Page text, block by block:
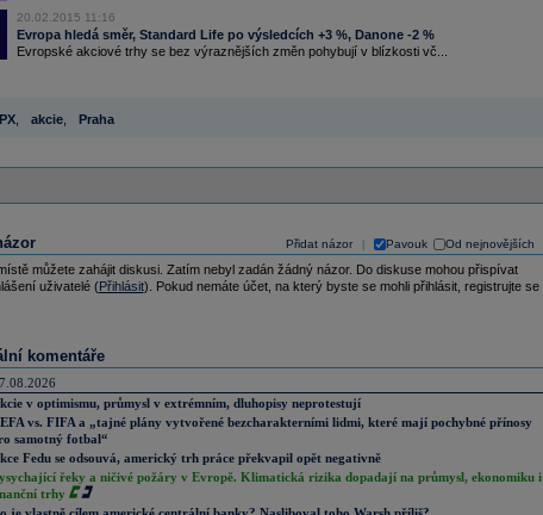
20.02.2015 11:16
Evropa hledá směr, Standard Life po výsledcích +3 %, Danone -2 %
Evropské akciové trhy se bez výraznějších změn pohybují v blízkosti vč...
PX, akcie, Praha
Přidat názor Pavouk Od nejnovějších
můžete zahájit diskusi. Zatím nebyl zadán žádný názor. Do diskuse mohou přispívat
uživatelé (Přihlásit). Pokud nemáte účet, na který byste se mohli přihlásit, registrujte se
komentáře
v optimismu, průmysl v extrémním, dluhopisy neprotestují
vs. FIFA a „tajné plány vytvořené bezcharakterními lidmi, které mají pochybné přínosy
samotný fotbal“
Fedu se odsouvá, americký trh práce překvapil opět negativně
řeky a ničivé požáry v Evropě. Klimatická rizika dopadají na průmysl, ekonomiku i
trhy